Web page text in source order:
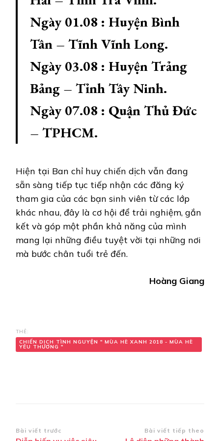
Ngày 01.08 : Huyện Bình
Tân – Tĩnh Vĩnh Long.
Ngày 03.08 : Huyện Trảng
Bảng – Tỉnh Tây Ninh.
Ngày 07.08 : Quận Thủ Đức
– TPHCM.
Hiện tại Ban chỉ huy chiến dịch vẫn đang
sẵn sàng tiếp tục tiếp nhận các đăng ký
tham gia của các bạn sinh viên từ các lớp
khác nhau, đây là cơ hội để trải nghiệm, gắn
kết và góp một phần khả năng của mình
mang lại những điều tuyệt vời tại những nơi
mà bước chân tuổi trẻ đến.
Hoàng Giang
THẺ:
CHIẾN DỊCH TÌNH NGUYỆN " MÙA HÈ XANH 2018 - MÙA HÈ
YÊU THƯƠNG "
Điều
Bài viết trước Bài viết tiếp theo